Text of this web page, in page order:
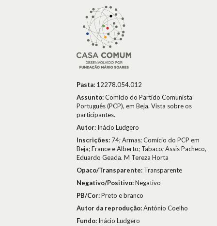
Pasta: 12278.054.012
Assunto:Comício do Partido Comunista
Português (PCP), em Beja. Vista sobre os
participantes.
Autor: Inácio Ludgero
Inscrições: 74; Armas; Comício do PCP em
Beja; France e Alberto; Tabaco; Assis Pacheco,
Eduardo Geada. M Tereza Horta
Opaco/Transparente: Transparente
Negativo/Positivo:Negativo
PB/Cor:Preto e branco
Autor da reprodução:António Coelho
Fundo: Inácio Ludgero